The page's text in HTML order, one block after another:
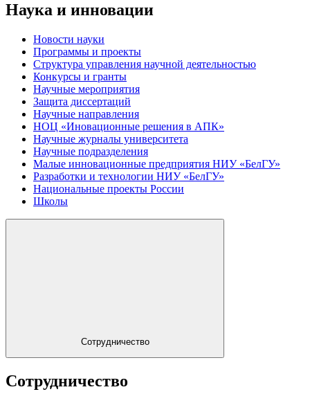
Наука и инновации
Новости науки
Программы и проекты
Структура управления научной деятельностью
Конкурсы и гранты
Научные мероприятия
Защита диссертаций
Научные направления
НОЦ «Иновационные решения в АПК»
Научные журналы университета
Научные подразделения
Малые инновационные предприятия НИУ «БелГУ»
Разработки и технологии НИУ «БелГУ»
Национальные проекты России
Школы
Сотрудничество
Сотрудничество